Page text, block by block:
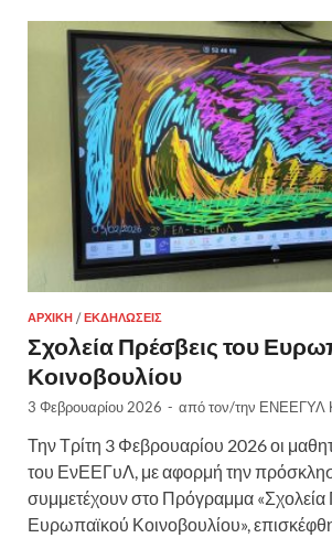
ΑΡΧΙΚΉ /ΕΚΔΗΛΏΣΕΙΣ
Σχολεία Πρέσβεις του
Κοινοβουλίου
3 Φεβρουαρίου 2026 - από τον/την ΕΝΕΕΓΥΛ
Την Τρίτη 3 Φεβρουαρίου 2026 οι
του ΕνΕΕΓυΛ, με αφορμή την
συμμετέχουν στο Πρόγραμμα «Σχολεία
Ευρωπαϊκού Κοινοβουλίου»,